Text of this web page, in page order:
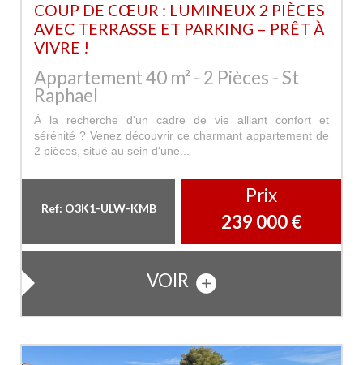
COUP DE CŒUR : LUMINEUX 2 PIÈCES
AVEC TERRASSE ET PARKING – PRÊT À
VIVRE !
Appartement 40 m² - 2 Pièces - St
Raphael
À la recherche d'un cadre de vie alliant confort et
sérénité ? Venez découvrir ce charmant appartement de
2 pièces, situé au sein d'une...
Ref: O3K1-ULW-KMB
Prix
239 000 €
VOIR